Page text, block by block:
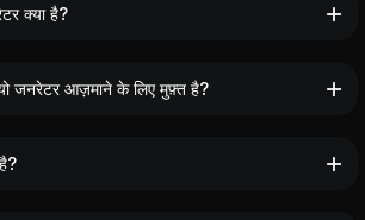
क्या है?
जनरेटर आज़माने के लिए मुफ़्त है?